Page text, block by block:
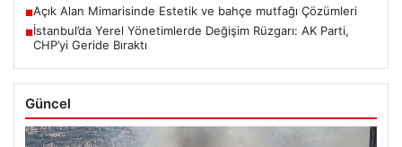
■Açık Alan Mimarisinde Estetik ve bahçe mutfağı Çözümleri
■İstanbul’da Yerel Yönetimlerde Değişim Rüzgarı: AK Parti,
CHP’yi Geride Bıraktı
Güncel